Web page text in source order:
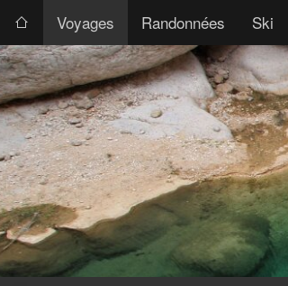
Voyages Randonnées Ski